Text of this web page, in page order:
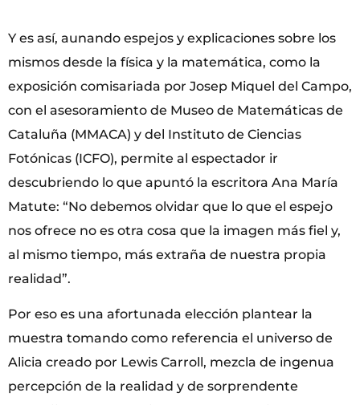
Y es así, aunando espejos y explicaciones sobre los
mismos desde la física y la matemática, como la
exposición comisariada por Josep Miquel del Campo,
con el asesoramiento de Museo de Matemáticas de
Cataluña (MMACA) y del Instituto de Ciencias
Fotónicas (ICFO), permite al espectador ir
descubriendo lo que apuntó la escritora Ana María
Matute: “No debemos olvidar que lo que el espejo
nos ofrece no es otra cosa que la imagen más fiel y,
al mismo tiempo, más extraña de nuestra propia
realidad”.
Por eso es una afortunada elección plantear la
muestra tomando como referencia el universo de
Alicia creado por Lewis Carroll, mezcla de ingenua
percepción de la realidad y de sorprendente